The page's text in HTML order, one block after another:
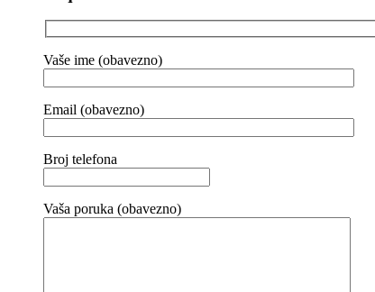
Vaše ime (obavezno)
Email (obavezno)
Broj telefona
Vaša poruka (obavezno)